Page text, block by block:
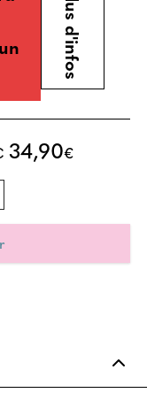
Plus d'infos
34,90€